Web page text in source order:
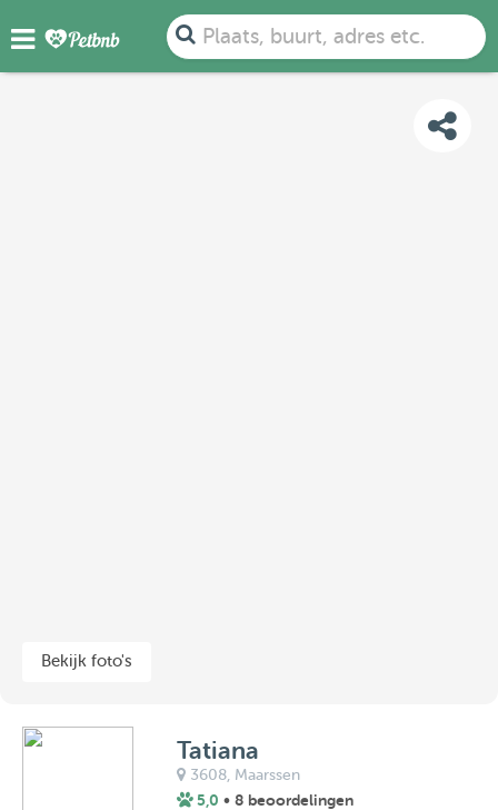
Plaats, buurt, adres etc.
FOTO'S BEOORDELINGEN KAART
Bekijk foto's
Tatiana
3608, Maarssen
5,0 • 8 beoordelingen